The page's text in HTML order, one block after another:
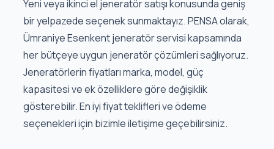
Yeni veya ikinci el jeneratör satışı konusunda geniş
bir yelpazede seçenek sunmaktayız. PENSA olarak,
Ümraniye Esenkent jeneratör servisi kapsamında
her bütçeye uygun jeneratör çözümleri sağlıyoruz.
Jeneratörlerin fiyatları marka, model, güç
kapasitesi ve ek özelliklere göre değişiklik
gösterebilir. En iyi fiyat teklifleri ve ödeme
seçenekleri için bizimle iletişime geçebilirsiniz.